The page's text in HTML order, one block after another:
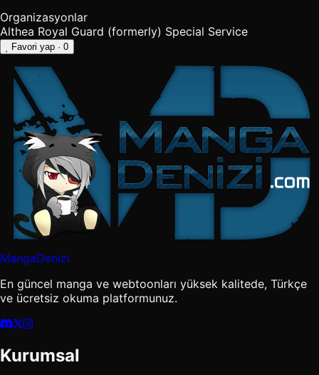
Organizasyonlar
Althea Royal Guard (formerly) Special Service
Favori yap · 0
MangaDenizi
En güncel manga ve webtoonları yüksek kalitede, Türkçe
ve ücretsiz okuma platformunuz.
Kurumsal